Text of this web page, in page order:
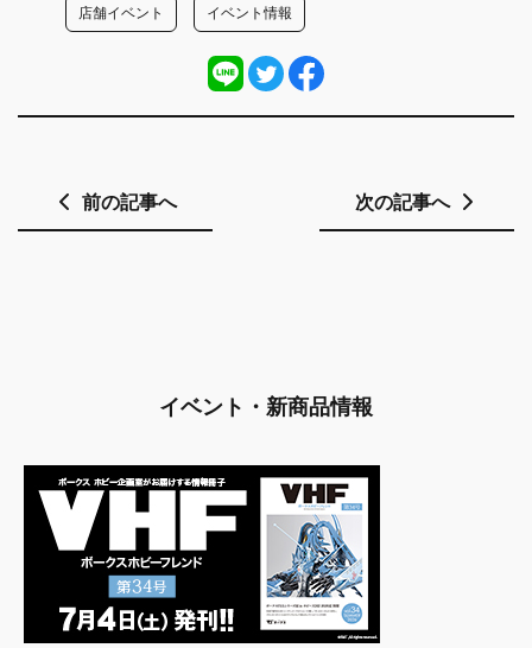
店舗イベント イベント情報
前の記事へ 次の記事へ
イベント・新商品情報